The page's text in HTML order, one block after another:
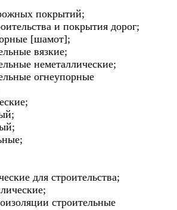
покрытий;
и покрытия дорог;
[шамот];
вязкие;
неметаллические;
огнеупорные
для строительства;
строительные